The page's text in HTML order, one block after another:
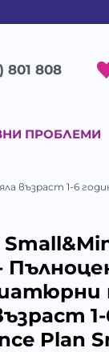
801 808
ПРОБЛЕМИ
възраст 1-6
Plan